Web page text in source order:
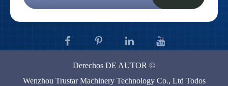
Derechos DE AUTOR ©
Wenzhou Trustar Machinery Technology Co., Ltd Todos